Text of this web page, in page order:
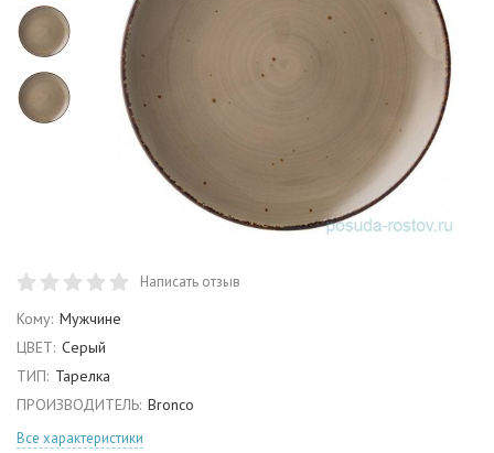
Написать отзыв
Кому: Мужчине
ЦВЕТ: Серый
ТИП: Тарелка
ПРОИЗВОДИТЕЛЬ: Bronco
Все характеристики